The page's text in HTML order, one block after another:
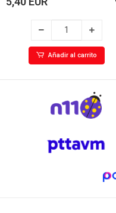
Añadir al carrito